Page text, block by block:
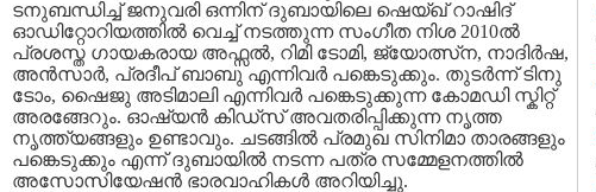
ടനുബന്ധിച്ച് ജനുവരി ഒന്നിന് ദുബായിലെ ഷെയ്ഖ് റാഷിദ്
ഓഡിറ്റോറിയത്തില്‍ വെച്ച് നടത്തുന്ന സംഗീത നിശ 2010ല്‍
പ്രശസ്ത ഗായകരായ അഫ്സല്‍, റിമി ടോമി, ജ്യോത്സ്‌ന, നാദിര്‍ഷ,
അന്‍സാര്‍, പ്രദീപ് ബാബു എന്നിവര്‍ പങ്കെടുക്കും. തുടര്‍ന്ന് ടിനു
ടോം, ഷൈജു അടിമാലി എന്നിവര്‍ പങ്കെടുക്കുന്ന കോമഡി സ്കിറ്റ്
അരങ്ങേറും. ഓഷ്യന്‍ കിഡ്സ് അവതരിപ്പിക്കുന്ന നൃത്ത
നൃത്ത്യങ്ങളും ഉണ്ടാവും. ചടങ്ങില്‍ പ്രമുഖ സിനിമാ താരങ്ങളും
പങ്കെടുക്കും എന്ന് ദുബായില്‍ നടന്ന പത്ര സമ്മേളനത്തില്‍
അസോസിയേഷന്‍ ഭാരവാഹികള്‍ അറിയിച്ചു.